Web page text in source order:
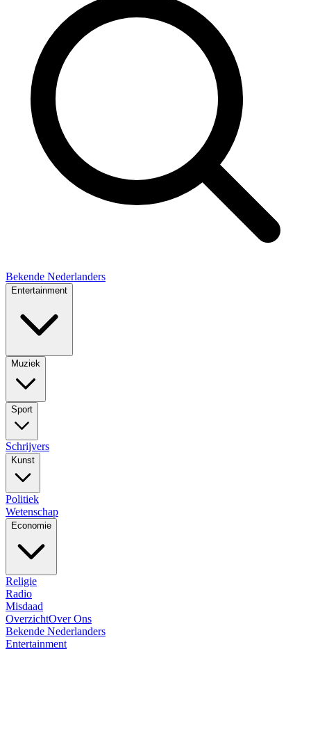
Bekende Nederlanders
Entertainment
Muziek
Sport
Schrijvers
Kunst
Politiek
Wetenschap
Economie
Religie
Radio
Misdaad
OverzichtOver Ons
Bekende Nederlanders
Entertainment